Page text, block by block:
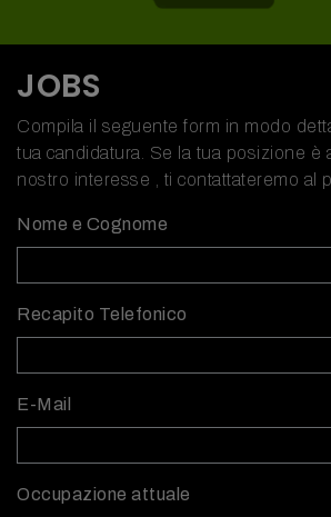
JOBS
Compila il seguente form in modo
tua candidatura. Se la tua posizione è
nostro interesse , ti contattateremo al
Nome e Cognome
Recapito Telefonico
E-Mail
Occupazione attuale